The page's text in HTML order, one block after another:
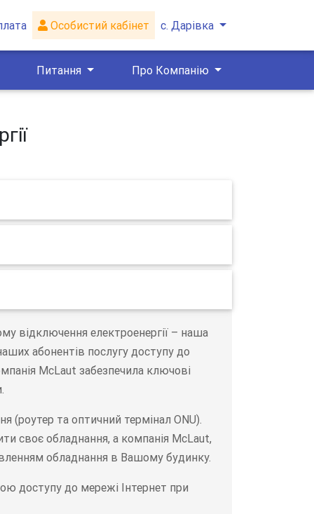
Особистий кабінет с. Дарівка
Питання Про Компанію
відключення електроенергії – наша
абонентів послугу доступу до
McLaut забезпечила ключові
(роутер та оптичний термінал ONU).
своє обладнання, а компанія McLaut,
обладнання в Вашому будинку.
доступу до мережі Інтернет при